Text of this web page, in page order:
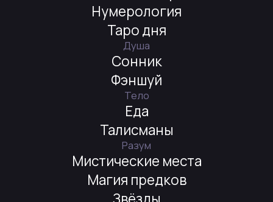
Содержание Сайта носит информационно-развлекательный характер
и относится к категории информационной продукции запрещенной для
исключительно в развлекательных целях. Все доступные к заказу
на Сайте услуги являются информационно-развлекательными. Контент
профессиональными медицинскими услугами. В случае необходимости
получения профессиональных консультаций по любым вопросам, в том
числе в области здоровья и финансов, пользователю Сайта следует
обратиться в организации, предоставляющие такие консультации
на профессиональной основе и обладающие лицензией, если того требует
действующее законодательство России. Оператор не предоставляет
пользователям Сайта никаких гарантий, заверений относительно
достижения Пользователем каких-либо целей, задач, в результате
а также относительно результатов услуг, доступных к заказу на Сайте.
Оператор Сайта Общество с ограниченной ответственностью «АМ2»